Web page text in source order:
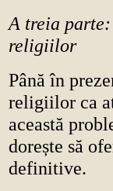
A treia
religiilor
Până în
religiilor ca
această
dorește să
definitive.